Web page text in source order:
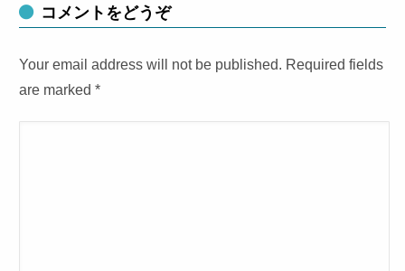
コメントをどうぞ
Your email address will not be published. Required fields
are marked*